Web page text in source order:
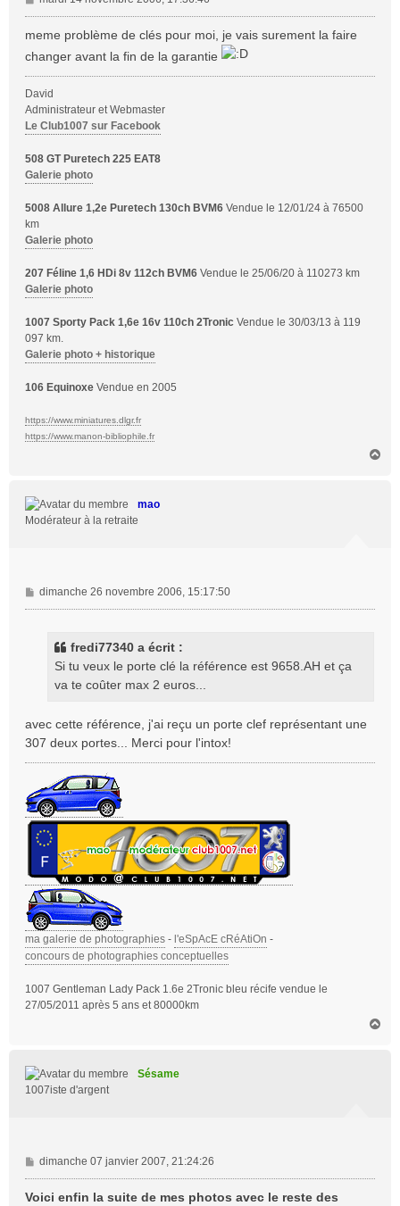
e
s
a
g
e
meme problème de clés pour moi, je vais surement la faire
changer avant la fin de la garantie
David
Administrateur et Webmaster
Le Club1007 sur Facebook
508 GT Puretech 225 EAT8
Galerie photo
5008 Allure 1,2e Puretech 130ch BVM6 Vendue le 12/01/24 à 76500
km
Galerie photo
207 Féline 1,6 HDi 8v 112ch BVM6 Vendue le 25/06/20 à 110273 km
Galerie photo
1007 Sporty Pack 1,6e 16v 110ch 2Tronic Vendue le 30/03/13 à 119
097 km.
Galerie photo + historique
106 Equinoxe Vendue en 2005
https://www.miniatures.dlgr.fr
https://www.manon-bibliophile.fr
mao
Modérateur à la retraite
M
e
dimanche 26 novembre 2006, 15:17:50
fredi77340 a écrit :
Si tu veux le porte clé la référence est 9658.AH et ça
va te coûter max 2 euros...
avec cette référence, j'ai reçu un porte clef représentant une
307 deux portes... Merci pour l'intox!
ma galerie de photographies - l'eSpAcE cRéAtiOn -
concours de photographies conceptuelles
1007 Gentleman Lady Pack 1.6e 2Tronic bleu récife vendue le
27/05/2011 après 5 ans et 80000km
Sésame
1007iste d'argent
M
e
s
dimanche 07 janvier 2007, 21:24:26
Voici enfin la suite de mes photos avec le reste des